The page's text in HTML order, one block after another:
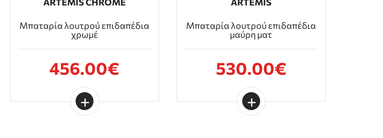
Μπαταρία λουτρού επιδαπέδια
χρωμέ
456.00€
Μπαταρία λουτρού επιδαπέδια
μαύρη ματ
530.00€